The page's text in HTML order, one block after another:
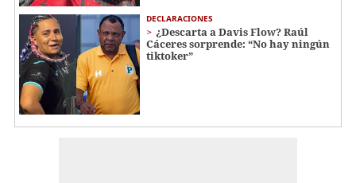
DECLARACIONES
¿Descarta a Davis Flow? Raúl
Cáceres sorprende: “No hay ningún
tiktoker”